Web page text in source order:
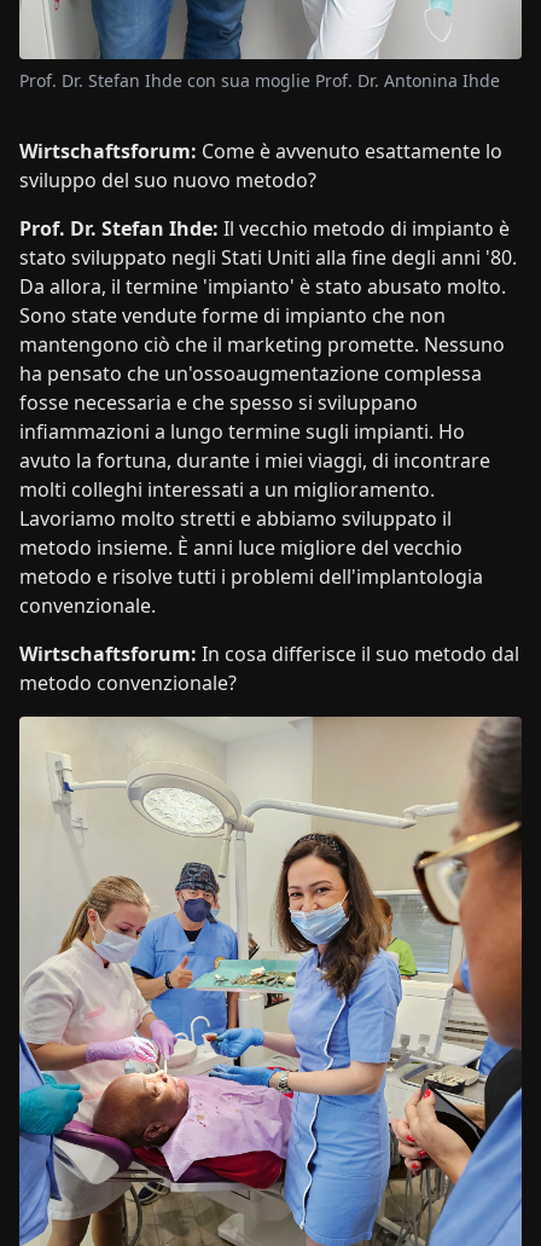
Wirtschaftsforum: Come è avvenuto esattamente lo
sviluppo del suo nuovo metodo?
Prof. Dr. Stefan Ihde: Il vecchio metodo di impianto è
stato sviluppato negli Stati Uniti alla fine degli anni '80.
Da allora, il termine 'impianto' è stato abusato molto.
Sono state vendute forme di impianto che non
mantengono ciò che il marketing promette. Nessuno
ha pensato che un'ossoaugmentazione complessa
fosse necessaria e che spesso si sviluppano
infiammazioni a lungo termine sugli impianti. Ho
avuto la fortuna, durante i miei viaggi, di incontrare
molti colleghi interessati a un miglioramento.
Lavoriamo molto stretti e abbiamo sviluppato il
metodo insieme. È anni luce migliore del vecchio
metodo e risolve tutti i problemi dell'implantologia
convenzionale.
Wirtschaftsforum: In cosa differisce il suo metodo dal
metodo convenzionale?
Prof. Dr. Stefan Ihde con sua moglie Prof. Dr. Antonina Ihde